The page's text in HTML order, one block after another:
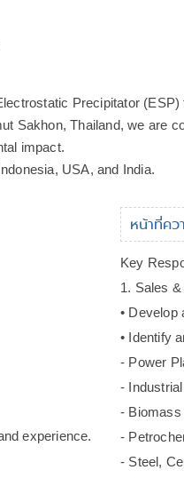
Precipitator
Sakhon, Thailand, we are
impact.
USA, and India.
experience.
หน้าที่ค
Key
1. Sales
• Develop
• Identify
- Power
-
- Biomass
-
- Steel,